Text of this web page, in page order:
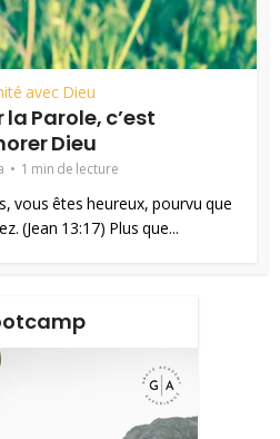
avec Dieu
Parole, c’est
Dieu
1 min de lecture
vous êtes heureux, pourvu que
(Jean 13:17) Plus que...